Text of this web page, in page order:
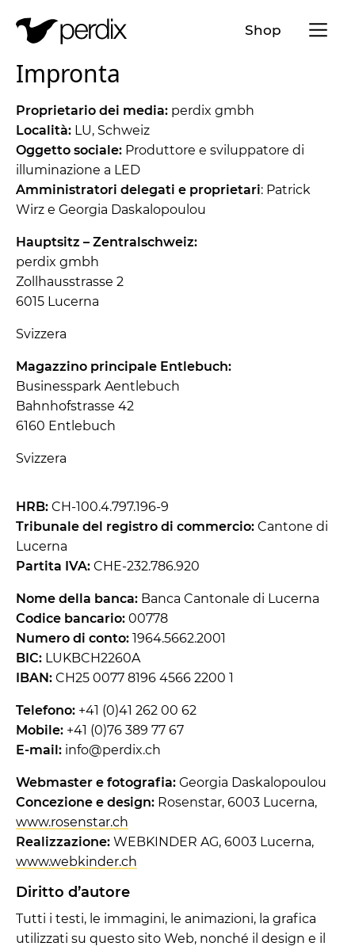
Shop Menü
ITDEENFR
Impronta
Proprietario dei media: perdix gmbh
Località: LU, Schweiz
Oggetto sociale: Produttore e sviluppatore di
illuminazione a LED
Amministratori delegati e proprietari: Patrick
Wirz e Georgia Daskalopoulou
Hauptsitz – Zentralschweiz:
perdix gmbh
Zollhausstrasse 2
6015 Lucerna
Svizzera
Magazzino principale Entlebuch:
Businesspark Aentlebuch
Bahnhofstrasse 42
6160 Entlebuch
Svizzera
HRB: CH-100.4.797.196-9
Tribunale del registro di commercio: Cantone di
Lucerna
Partita IVA: CHE-232.786.920
Nome della banca: Banca Cantonale di Lucerna
Codice bancario: 00778
Numero di conto: 1964.5662.2001
BIC: LUKBCH2260A
IBAN: CH25 0077 8196 4566 2200 1
Telefono: +41 (0)41 262 00 62
Mobile: +41 (0)76 389 77 67
E-mail: info@perdix.ch
Webmaster e fotografia: Georgia Daskalopoulou
Concezione e design: Rosenstar, 6003 Lucerna,
www.rosenstar.ch
Realizzazione: WEBKINDER AG, 6003 Lucerna,
www.webkinder.ch
Diritto d’autore
Tutti i testi, le immagini, le animazioni, la grafica
utilizzati su questo sito Web, nonché il design e il